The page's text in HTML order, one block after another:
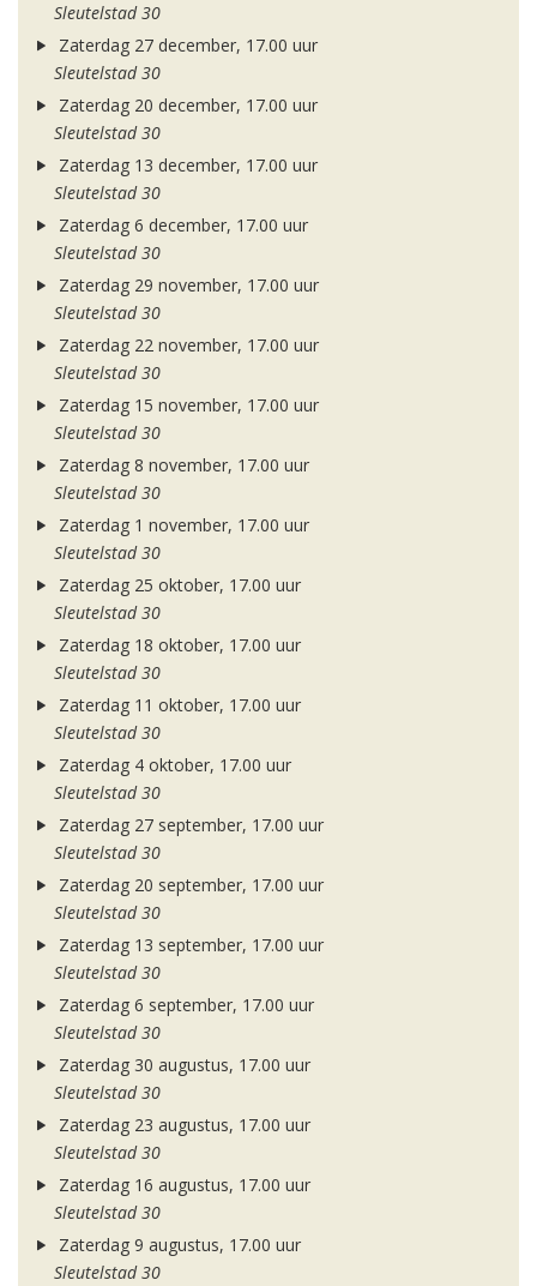
Sleutelstad 30
Zaterdag 27 december, 17.00 uur
Sleutelstad 30
Zaterdag 20 december, 17.00 uur
Sleutelstad 30
Zaterdag 13 december, 17.00 uur
Sleutelstad 30
Zaterdag 6 december, 17.00 uur
Sleutelstad 30
Zaterdag 29 november, 17.00 uur
Sleutelstad 30
Zaterdag 22 november, 17.00 uur
Sleutelstad 30
Zaterdag 15 november, 17.00 uur
Sleutelstad 30
Zaterdag 8 november, 17.00 uur
Sleutelstad 30
Zaterdag 1 november, 17.00 uur
Sleutelstad 30
Zaterdag 25 oktober, 17.00 uur
Sleutelstad 30
Zaterdag 18 oktober, 17.00 uur
Sleutelstad 30
Zaterdag 11 oktober, 17.00 uur
Sleutelstad 30
Zaterdag 4 oktober, 17.00 uur
Sleutelstad 30
Zaterdag 27 september, 17.00 uur
Sleutelstad 30
Zaterdag 20 september, 17.00 uur
Sleutelstad 30
Zaterdag 13 september, 17.00 uur
Sleutelstad 30
Zaterdag 6 september, 17.00 uur
Sleutelstad 30
Zaterdag 30 augustus, 17.00 uur
Sleutelstad 30
Zaterdag 23 augustus, 17.00 uur
Sleutelstad 30
Zaterdag 16 augustus, 17.00 uur
Sleutelstad 30
Zaterdag 9 augustus, 17.00 uur
Sleutelstad 30